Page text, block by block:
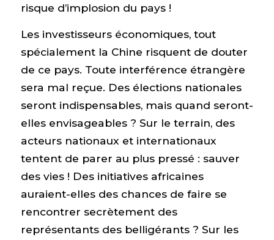
risque d’implosion du pays !
Les investisseurs économiques, tout
spécialement la Chine risquent de douter
de ce pays. Toute interférence étrangère
sera mal reçue. Des élections nationales
seront indispensables, mais quand seront-
elles envisageables ? Sur le terrain, des
acteurs nationaux et internationaux
tentent de parer au plus pressé : sauver
des vies ! Des initiatives africaines
auraient-elles des chances de faire se
rencontrer secrètement des
représentants des belligérants ? Sur les